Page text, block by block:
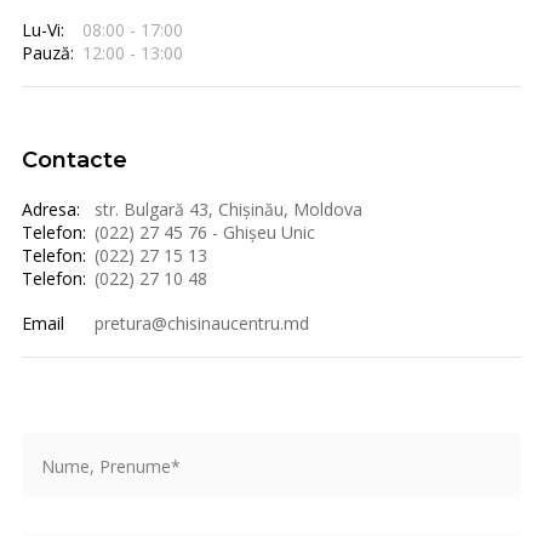
Lu-Vi:
08:00 - 17:00
Pauză: 12:00 - 13:00
Contacte
Adresa:
str. Bulgară 43, Chișinău, Moldova
Telefon: (022) 27 45 76 - Ghișeu Unic
Telefon: (022) 27 15 13
Telefon: (022) 27 10 48
Email
pretura@chisinaucentru.md